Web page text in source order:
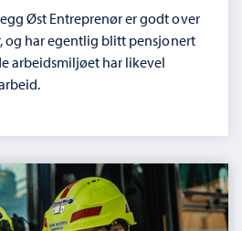
Øst Entreprenør er godt over
og har egentlig blitt pensjonert
arbeidsmiljøet har likevel